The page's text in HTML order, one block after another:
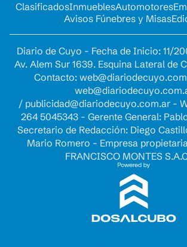
ClasificadosInmueblesAutomotores
Avisos Fúnebres y Misas
Diario de Cuyo - Fecha de Inicio: 11/
Av. Alem Sur 1639. Esquina Lateral de
Contacto:
/ publicidad@diariodecuyo.com.ar-
264 5045343 - Gerente General:
Secretario de Redacción: Diego
Mario Romero - Empresa
FRANCISCO MONTES